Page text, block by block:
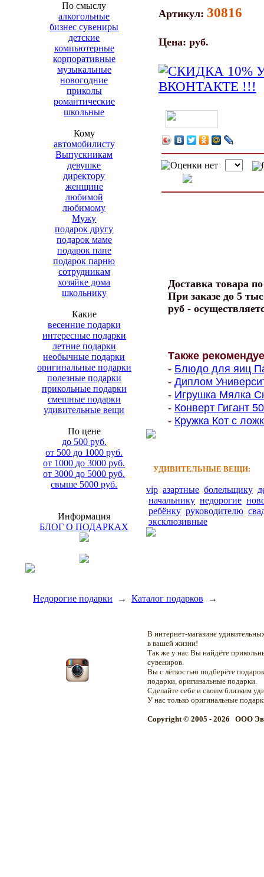
По смыслу
алкогольные
бизнес сувениры
детские
компьютерные
корпоративные
музыкальные
новогодние
приколы
романтические
школьные
Кому
автомобилисту
Выпускникам
девушке
директору
женщине
любимой
любимому
Мужу
подарок другу
подарок маме
подарок папе
подарок парню
сотрудникам
хозяйке дома
школьнику
Какие
весенние подарки
интересные подарки
летние подарки
необычные подарки
оригинальные подарки
полезные подарки
прикольные подарки
смешные подарки
удивительные вещи
По цене
до 500 руб.
от 500 до 1000 руб.
от 1000 до 3000 руб.
от 3000 до 5000 руб.
свыше 5000 руб.
Информация
БЛОГ О ПОДАРКАХ
Артикул: 30816
Цена: руб.
Доставка товара
При заказе до 5
руб -
Также
- Блюдо для яиц
- Диплом
- Игрушка Мялка
- Конверт Гигант
- Кружка Кот с
УДИВИТЕЛЬНЫЕ ВЕЩИ:
vip азартные болельщику
начальнику недорогие
ребёнку руководителю
эксклюзивные
Недорогие подарки → Каталог подарков →
В интернет-магазине
в вашей жизни!
Так же у нас Вы найдёте
сувениров.
Вы с лёгкостью подберёте
подарки, оригинальные подарки.
Сделайте себе и своим близким
У нас только оригинальные
Copyright © 2005 - 2026 OOO